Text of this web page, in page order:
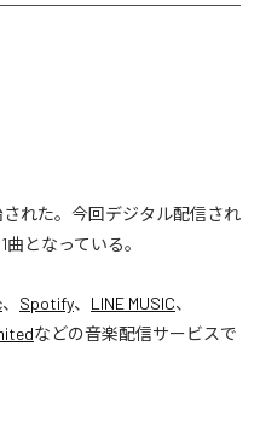
された。今回デジタル配信され
となっている。
、 Spotify、 LINE MUSIC、
などの音楽配信サービスで